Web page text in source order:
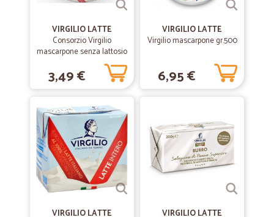
il sito è chiaro e l'acquisto dei prodotti facile; la spedizione con mezzi
corriere è gentile e telefona prima della consegna; i prodotti sono
semplicemente squisiti.
17/03/2021
Consegne puntuali i corrieri sono sempre disponibili , pacchi
confezionati bene con la frutta sempre divisa dal resto , fresca e
buona. se manca qualche prodotto trovo già nel mio account i crediti
della merce mancante, per me questo è un punto di forza d CICALIA.
lo consiglio davvero
VIRGILIO LATTE
Consorzio Virgilio
mascarpone senza lattosio
3,49 €
VIRGILIO LATTE
Virgilio mascarpone gr.500
6,95 €
VIRGILIO LATTE VIRGILIO LATTE